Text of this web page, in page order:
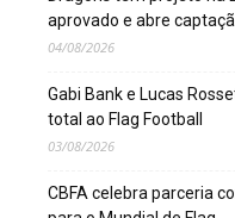
aprovado e abre
04/08/2026
Gabi Bank e Lucas
total ao Flag Football
03/08/2026
CBFA celebra parceria